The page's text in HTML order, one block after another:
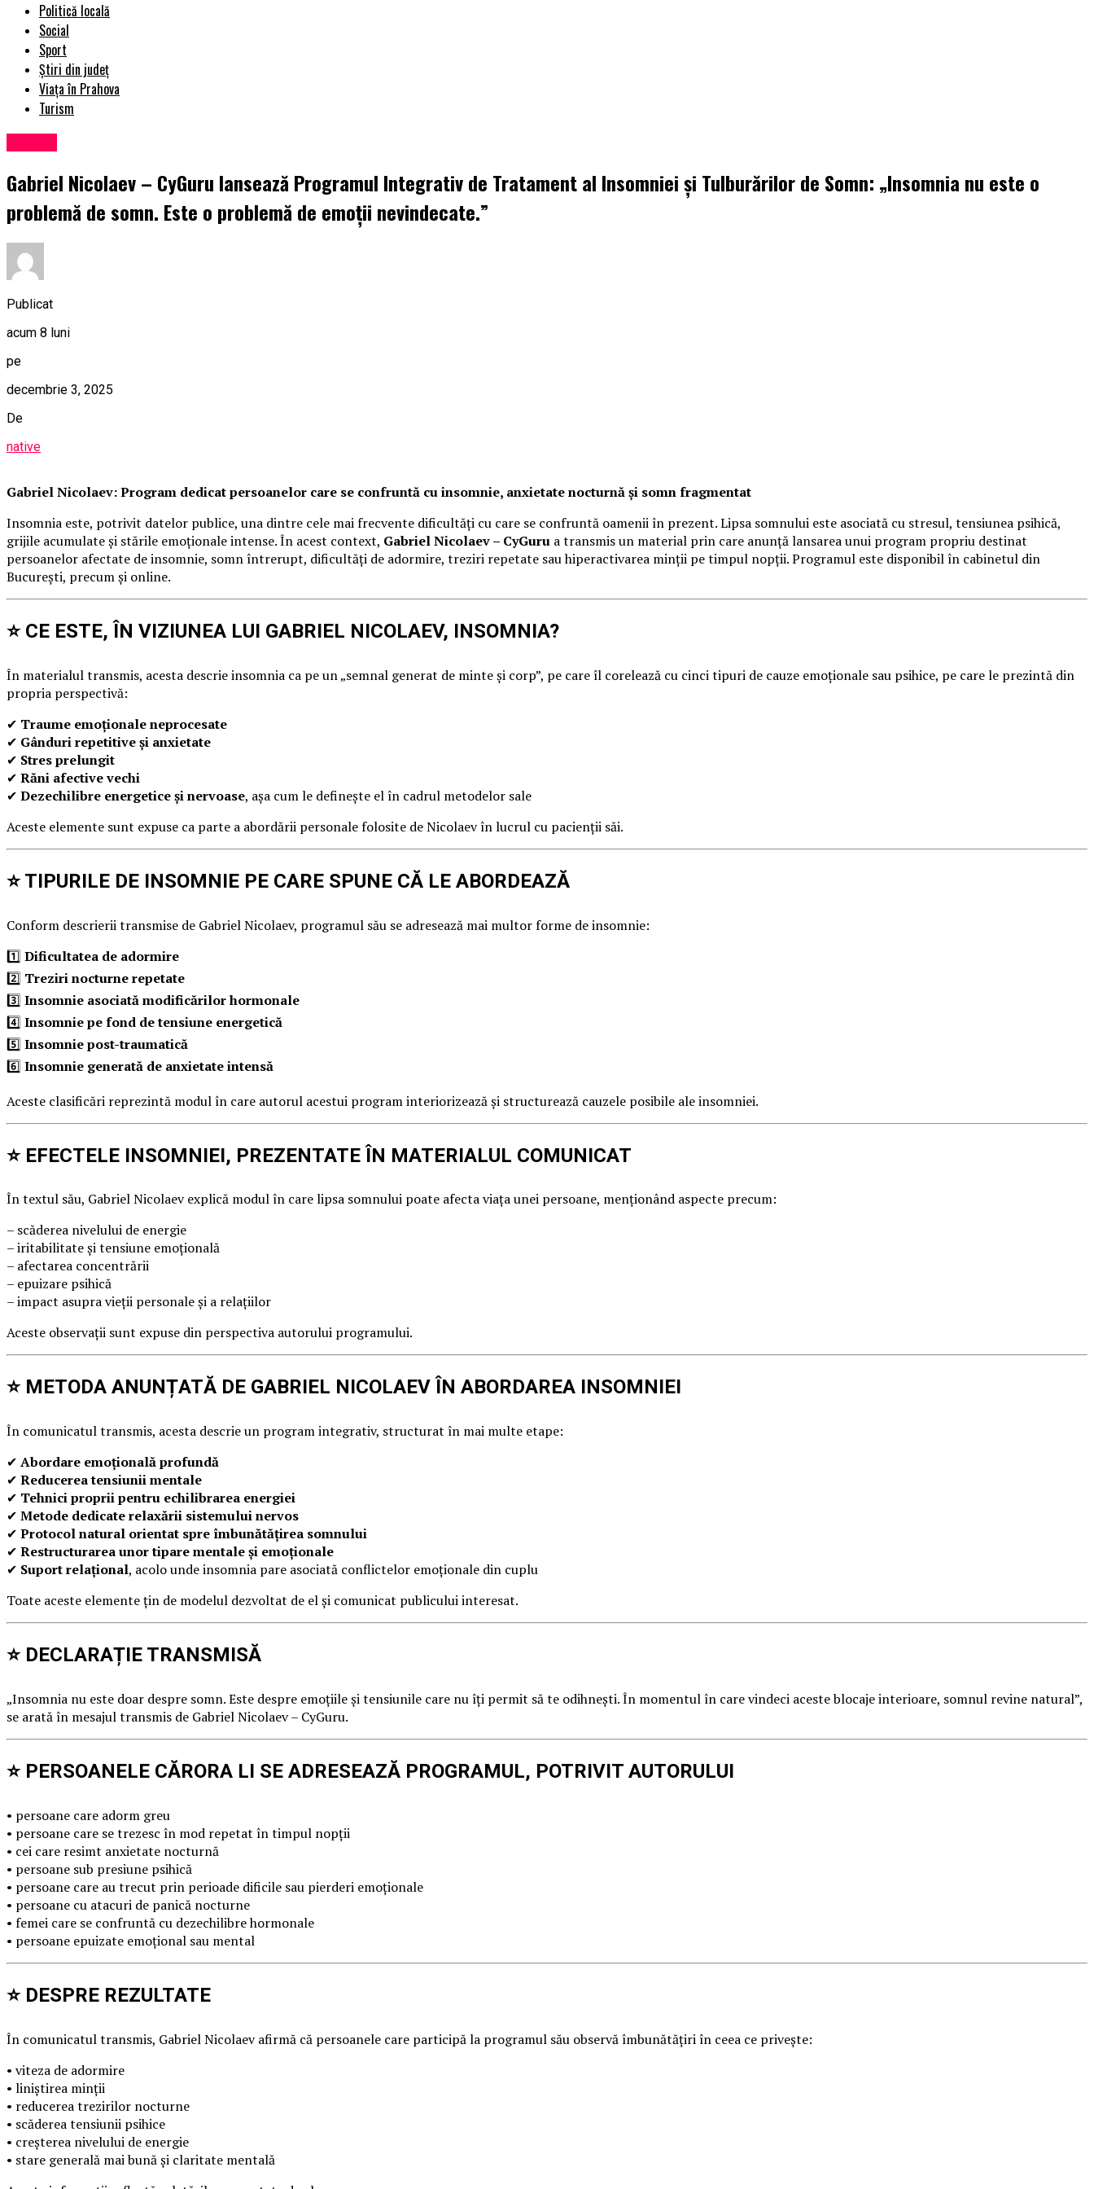
Politică locală
Social
Sport
Știri din județ
Viața în Prahova
Turism
Gabriel Nicolaev – CyGuru lansează Programul Integrativ de Tratament al Insomniei și Tulburărilor de Somn: „Insomnia nu este o
problemă de somn. Este o problemă de emoții nevindecate.”
Publicat
acum 8 luni
pe
decembrie 3, 2025
De
native
Gabriel Nicolaev: Program dedicat persoanelor care se confruntă cu insomnie, anxietate nocturnă și somn fragmentat
Insomnia este, potrivit datelor publice, una dintre cele mai frecvente dificultăți cu care se confruntă oamenii în prezent. Lipsa somnului este asociată cu stresul, tensiunea psihică,
grijile acumulate și stările emoționale intense. În acest context, Gabriel Nicolaev – CyGuru a transmis un material prin care anunță lansarea unui program propriu destinat
persoanelor afectate de insomnie, somn întrerupt, dificultăți de adormire, treziri repetate sau hiperactivarea minții pe timpul nopții. Programul este disponibil în cabinetul din
București, precum și online.
⭐ CE ESTE, ÎN VIZIUNEA LUI GABRIEL NICOLAEV, INSOMNIA?
În materialul transmis, acesta descrie insomnia ca pe un „semnal generat de minte și corp”, pe care îl corelează cu cinci tipuri de cauze emoționale sau psihice, pe care le prezintă din
propria perspectivă:
✔ Traume emoționale neprocesate
✔ Gânduri repetitive și anxietate
✔ Stres prelungit
✔ Răni afective vechi
✔ Dezechilibre energetice și nervoase, așa cum le definește el în cadrul metodelor sale
Aceste elemente sunt expuse ca parte a abordării personale folosite de Nicolaev în lucrul cu pacienții săi.
⭐ TIPURILE DE INSOMNIE PE CARE SPUNE CĂ LE ABORDEAZĂ
Conform descrierii transmise de Gabriel Nicolaev, programul său se adresează mai multor forme de insomnie:
1️⃣ Dificultatea de adormire
2️⃣ Treziri nocturne repetate
3️⃣ Insomnie asociată modificărilor hormonale
4️⃣ Insomnie pe fond de tensiune energetică
5️⃣ Insomnie post-traumatică
6️⃣ Insomnie generată de anxietate intensă
Aceste clasificări reprezintă modul în care autorul acestui program interiorizează și structurează cauzele posibile ale insomniei.
⭐ EFECTELE INSOMNIEI, PREZENTATE ÎN MATERIALUL COMUNICAT
În textul său, Gabriel Nicolaev explică modul în care lipsa somnului poate afecta viața unei persoane, menționând aspecte precum:
– scăderea nivelului de energie
– iritabilitate și tensiune emoțională
– afectarea concentrării
– epuizare psihică
– impact asupra vieții personale și a relațiilor
Aceste observații sunt expuse din perspectiva autorului programului.
⭐ METODA ANUNȚATĂ DE GABRIEL NICOLAEV ÎN ABORDAREA INSOMNIEI
În comunicatul transmis, acesta descrie un program integrativ, structurat în mai multe etape:
✔ Abordare emoțională profundă
✔ Reducerea tensiunii mentale
✔ Tehnici proprii pentru echilibrarea energiei
✔ Metode dedicate relaxării sistemului nervos
✔ Protocol natural orientat spre îmbunătățirea somnului
✔ Restructurarea unor tipare mentale și emoționale
✔ Suport relațional, acolo unde insomnia pare asociată conflictelor emoționale din cuplu
Toate aceste elemente țin de modelul dezvoltat de el și comunicat publicului interesat.
⭐ DECLARAȚIE TRANSMISĂ
„Insomnia nu este doar despre somn. Este despre emoțiile și tensiunile care nu îți permit să te odihnești. În momentul în care vindeci aceste blocaje interioare, somnul revine natural”,
se arată în mesajul transmis de Gabriel Nicolaev – CyGuru.
⭐ PERSOANELE CĂRORA LI SE ADRESEAZĂ PROGRAMUL, POTRIVIT AUTORULUI
• persoane care adorm greu
• persoane care se trezesc în mod repetat în timpul nopții
• cei care resimt anxietate nocturnă
• persoane sub presiune psihică
• persoane care au trecut prin perioade dificile sau pierderi emoționale
• persoane cu atacuri de panică nocturne
• femei care se confruntă cu dezechilibre hormonale
• persoane epuizate emoțional sau mental
⭐ DESPRE REZULTATE
În comunicatul transmis, Gabriel Nicolaev afirmă că persoanele care participă la programul său observă îmbunătățiri în ceea ce privește:
• viteza de adormire
• liniștirea minții
• reducerea trezirilor nocturne
• scăderea tensiunii psihice
• creșterea nivelului de energie
• stare generală mai bună și claritate mentală